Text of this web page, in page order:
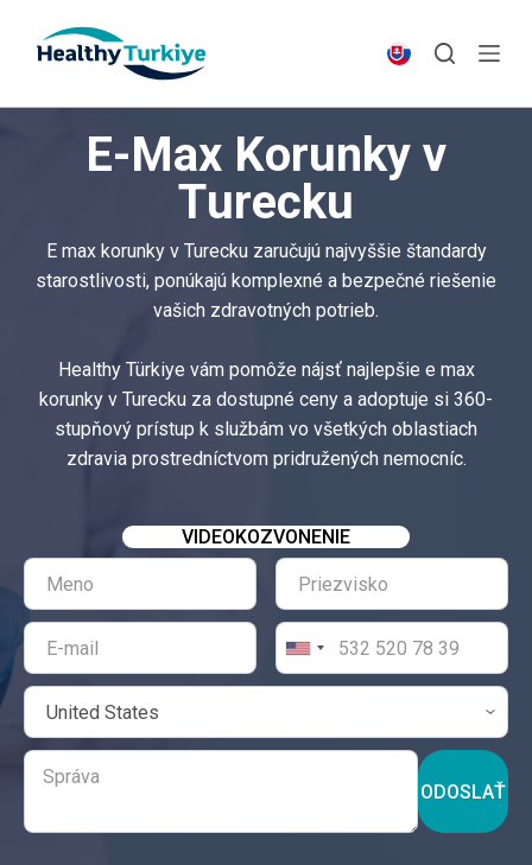
p
E-Max Korunky v
Turecku
E max korunky v Turecku zaručujú najvyššie štandardy
starostlivosti, ponúkajú komplexné a bezpečné riešenie
vašich zdravotných potrieb.
Healthy Türkiye vám pomôže nájsť najlepšie e max
korunky v Turecku za dostupné ceny a adoptuje si 360-
stupňový prístup k službám vo všetkých oblastiach
zdravia prostredníctvom pridružených nemocníc.
VIDEOKOZVONENIE
ODOSLAŤ